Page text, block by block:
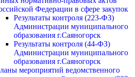
Федерации в сфере закупок
Результаты контроля (223-ФЗ)
Администрации муниципального
образования г.Саяногорск
Результаты контроля (44-ФЗ)
Администрации муниципального
образования г.Саяногорск
мероприятий ведомственного